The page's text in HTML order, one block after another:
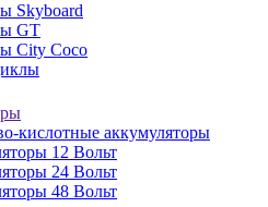
Skyboard
GT
City Coco
кислотные аккумуляторы
12 Вольт
24 Вольт
48 Вольт